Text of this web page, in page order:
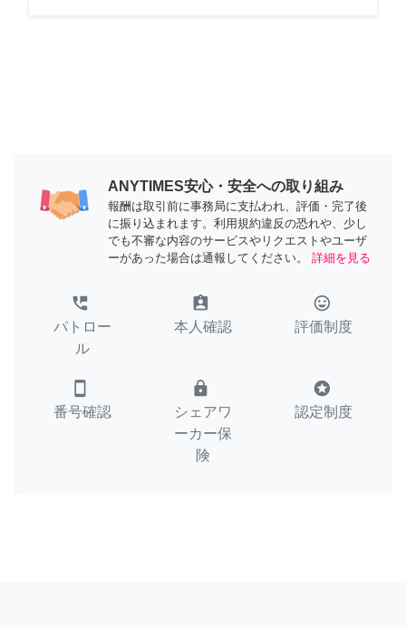
ANYTIMES安心・安全への取り組み
報酬は取引前に事務局に支払われ、評価・完了後
に振り込まれます。利用規約違反の恐れや、少し
でも不審な内容のサービスやリクエストやユーザ
ーがあった場合は通報してください。
詳細を見る
perm_phone_msg
パトロー
ル
assignment_ind
本人確認
tag_faces
評価制度
smartphone
番号確認
lock
シェアワ
ーカー保
険
stars
認定制度